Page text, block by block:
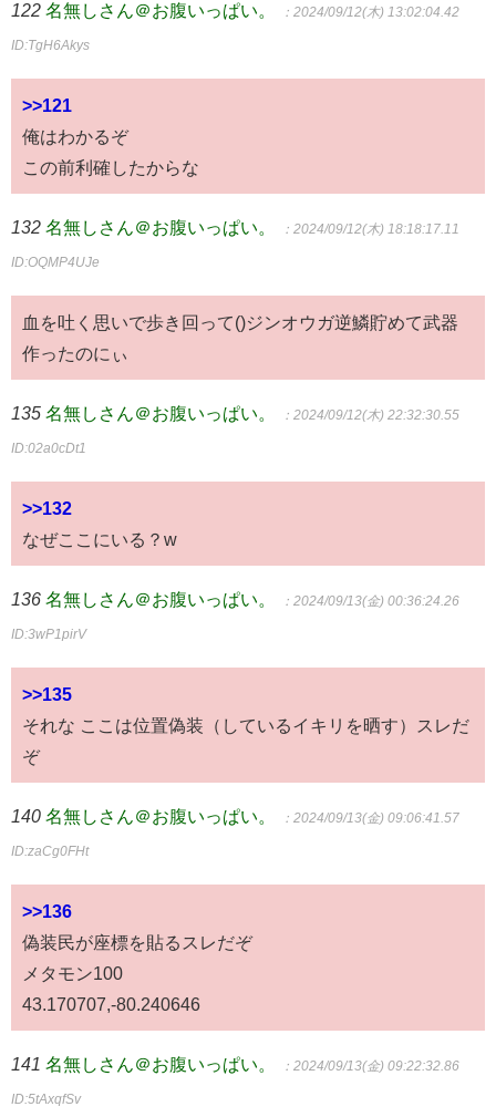
122 名無しさん＠お腹いっぱい。 ：2024/09/12(木) 13:02:04.42
ID:TgH6Akys
>>121
俺はわかるぞ
この前利確したからな
132 名無しさん＠お腹いっぱい。 ：2024/09/12(木) 18:18:17.11
ID:OQMP4UJe
血を吐く思いで歩き回って()ジンオウガ逆鱗貯めて武器
作ったのにぃ
135 名無しさん＠お腹いっぱい。 ：2024/09/12(木) 22:32:30.55
ID:02a0cDt1
>>132
なぜここにいる？w
136 名無しさん＠お腹いっぱい。 ：2024/09/13(金) 00:36:24.26
ID:3wP1pirV
>>135
それな ここは位置偽装（しているイキリを晒す）スレだ
ぞ
140 名無しさん＠お腹いっぱい。 ：2024/09/13(金) 09:06:41.57
ID:zaCg0FHt
>>136
偽装民が座標を貼るスレだぞ
メタモン100
43.170707,-80.240646
141 名無しさん＠お腹いっぱい。 ：2024/09/13(金) 09:22:32.86
ID:5tAxqfSv